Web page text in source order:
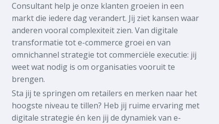
Consultant help je onze klanten groeien in een
markt die iedere dag verandert. Jij ziet kansen waar
anderen vooral complexiteit zien. Van digitale
transformatie tot e-commerce groei en van
omnichannel strategie tot commerciële executie: jij
weet wat nodig is om organisaties vooruit te
brengen.
Sta jij te springen om retailers en merken naar het
hoogste niveau te tillen? Heb jij ruime ervaring met
digitale strategie én ken jij de dynamiek van e-